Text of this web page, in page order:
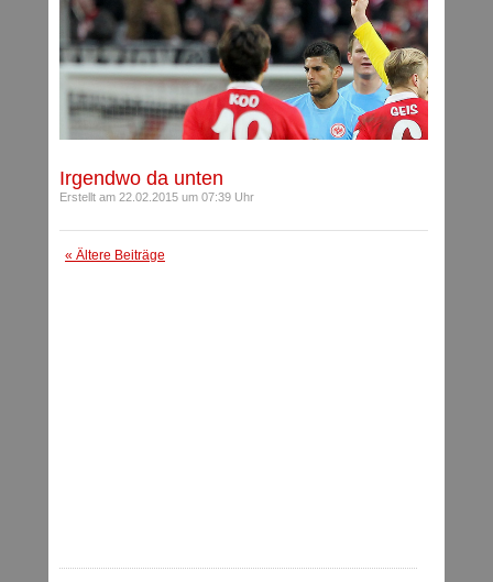
Irgendwo da unten
Erstellt am 22.02.2015 um 07:39 Uhr
« Ältere Beiträge